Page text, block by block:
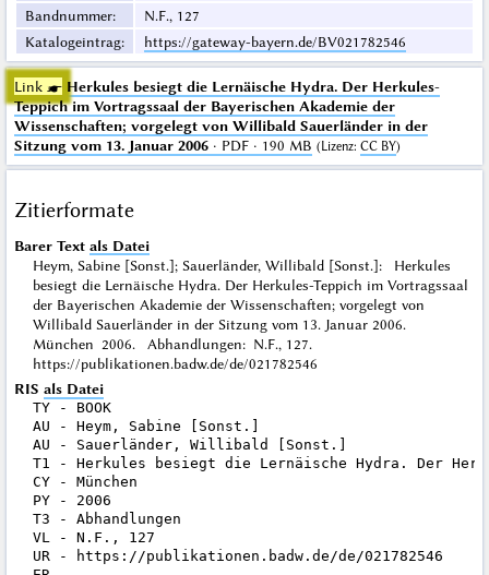
Bandnummer:
N.F., 127
Katalogeintrag: https://gateway-bayern.de/BV021782546
Link ☛ Herkules besiegt die Lernäische Hydra. Der Herkules-
Teppich im Vortragssaal der Bayerischen Akademie der
Wissenschaften; vorgelegt von Willibald Sauerländer in der
Sitzung vom 13. Januar 2006· PDF · 190 MB (Lizenz: CC BY)
Zitierformate
Barer Text als Datei
Heym, Sabine [Sonst.]; Sauerländer, Willibald [Sonst.]: Herkules
besiegt die Lernäische Hydra. Der Herkules-Teppich im Vortragssaal
der Bayerischen Akademie der Wissenschaften; vorgelegt von
Willibald Sauerländer in der Sitzung vom 13. Januar 2006.
München 2006. Abhandlungen: N.F., 127.
https://publikationen.badw.de/de/021782546
RIS als Datei
TY - BOOK
AU - Heym, Sabine [Sonst.]
AU - Sauerländer, Willibald [Sonst.]
T1 - Herkules besiegt die Lernäische Hydra. Der
CY - München
PY - 2006
T3 - Abhandlungen
VL - N.F., 127
UR - https://publikationen.badw.de/de/021782546